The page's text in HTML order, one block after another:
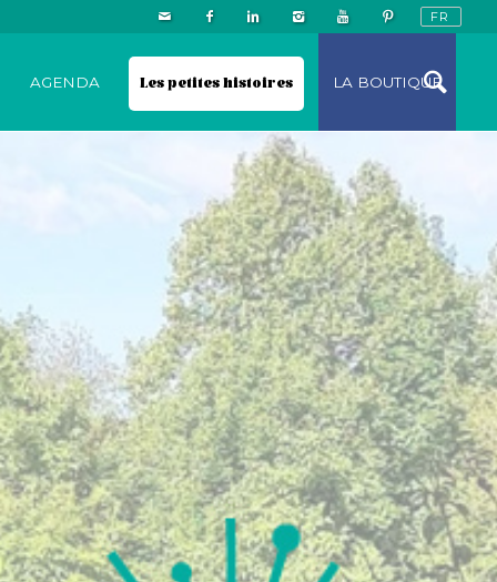
AGENDA Les petites histoires LA BOUTIQUE